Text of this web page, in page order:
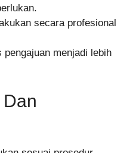
secara profesional
pengajuan menjadi lebih